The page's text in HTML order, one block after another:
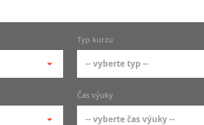
Typ kurzu
-- vyberte typ --
-- vyberte typ --
základní členění kurzů
Čas výuky
-- vyberte čas výuky --